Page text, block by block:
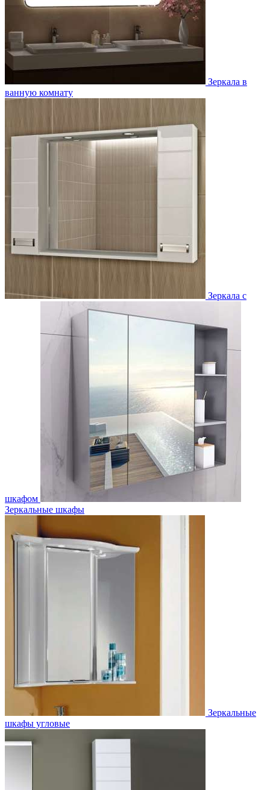
Зеркала в
ванную комнату
Зеркала с
шкафом
Зеркальные шкафы
Зеркальные
шкафы угловые